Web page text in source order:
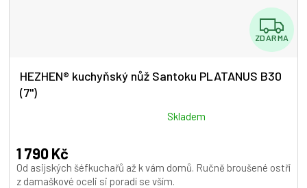
Z
D
ZDARMA
HEZHEN® kuchyňský nůž Santoku PLATANUS B30
(7")
produktu
je
5,0
Skladem
1 790 Kč
Od asijských šéfkuchařů až k vám domů. Ručně broušené ostří
z damaškové oceli si poradí se vším.